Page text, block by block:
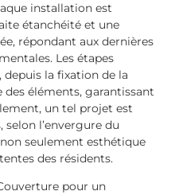
installation est
étanchéité et une
répondant aux dernières
Les étapes
depuis la fixation de la
éléments, garantissant
un tel projet est
l’envergure du
seulement esthétique
des résidents.
pour un